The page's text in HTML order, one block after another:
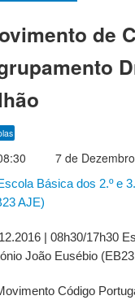
de
7 de
Básica dos 2.º e
AJE)
| 08h30/17h30
João Eusébio
Código